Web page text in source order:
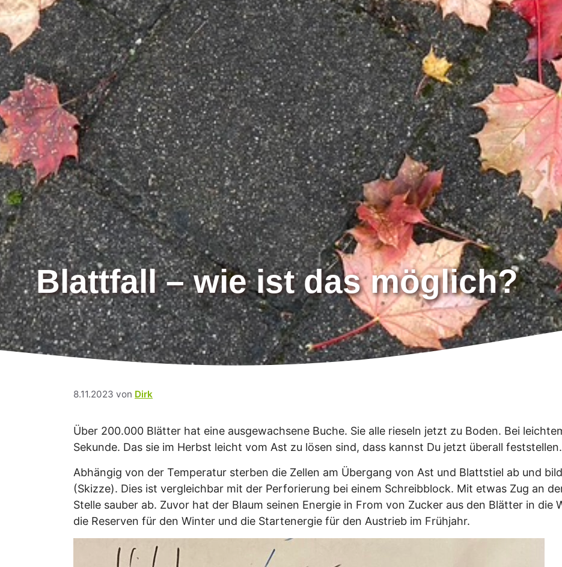
Blattfall – wie ist das möglich?
8.11.2023 von Dirk
Über 200.000 Blätter hat eine ausgewachsene Buche. Sie alle rieseln jetzt zu Boden. Bei
Sekunde. Das sie im Herbst leicht vom Ast zu lösen sind, dass kannst Du jetzt überall
Abhängig von der Temperatur sterben die Zellen am Übergang von Ast und Blattstiel ab und
(Skizze). Dies ist vergleichbar mit der Perforierung bei einem Schreibblock. Mit etwas Zug an
Stelle sauber ab. Zuvor hat der Blaum seinen Energie in From von Zucker aus den Blätter in die
die Reserven für den Winter und die Startenergie für den Austrieb im Frühjahr.